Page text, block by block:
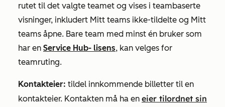
rutet til det valgte teamet og vises i teambaserte
visninger, inkludert Mitt teams ikke-tildelte og Mitt
teams åpne. Bare team med minst én bruker som
har en Service Hub- lisens, kan velges for
teamruting.
Kontakteier: tildel innkommende billetter til en
kontakteier. Kontakten må ha en eier tilordnet sin